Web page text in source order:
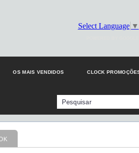
Select Language ▼
OS MAIS VENDIDOS CLOCK